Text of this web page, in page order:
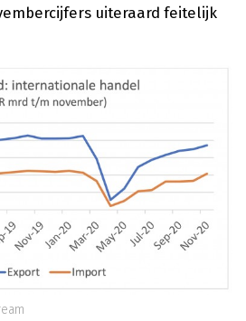
uiteraard feitelijk